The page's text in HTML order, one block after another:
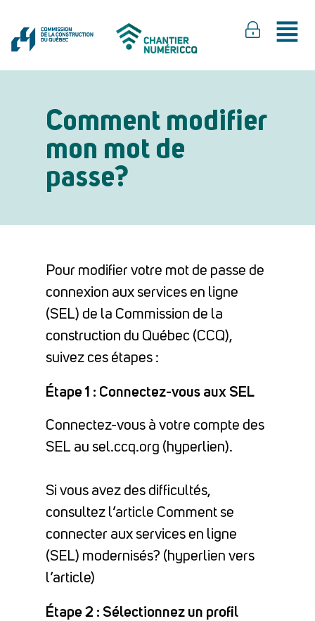
Comment modifier
mon mot de
passe?
Pour modifier votre mot de passe de
connexion aux services en ligne
(SEL) de la Commission de la
construction du Québec (CCQ),
suivez ces étapes :
Étape 1 : Connectez-vous aux SEL
Connectez-vous à votre compte des
SEL au sel.ccq.org (hyperlien).
Si vous avez des difficultés,
consultez l’article Comment se
connecter aux services en ligne
(SEL) modernisés? (hyperlien vers
l’article)
Étape 2 : Sélectionnez un profil